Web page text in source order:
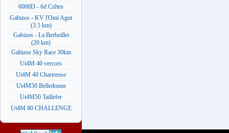
6000D - 6d Crêtes
Gabizos - KV l'Omi Agut
(3.5 km)
Gabizos - La Berbeillet
(20 km)
Gabizos Sky Race 30km
Ut4M 40 vercors
Ut4M 40 Chartreuse
Ut4M50 Belledonne
Ut4M50 Taillefer
Ut4M 80 CHALLENGE